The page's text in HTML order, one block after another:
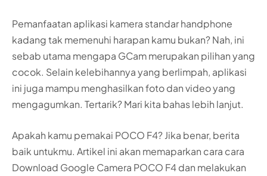
Pemanfaatan aplikasi kamera standar handphone
kadang tak memenuhi harapan kamu bukan? Nah, ini
sebab utama mengapa GCam merupakan pilihan yang
cocok. Selain kelebihannya yang berlimpah, aplikasi
ini juga mampu menghasilkan foto dan video yang
mengagumkan. Tertarik? Mari kita bahas lebih lanjut.
Apakah kamu pemakai POCO F4? Jika benar, berita
baik untukmu. Artikel ini akan memaparkan cara cara
Download Google Camera POCO F4 dan melakukan